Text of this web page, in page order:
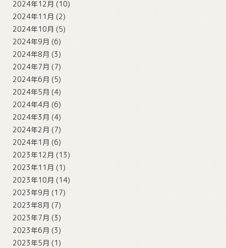
2024年12月 (10)
2024年11月 (2)
2024年10月 (5)
2024年9月 (6)
2024年8月 (3)
2024年7月 (7)
2024年6月 (5)
2024年5月 (4)
2024年4月 (6)
2024年3月 (4)
2024年2月 (7)
2024年1月 (6)
2023年12月 (13)
2023年11月 (1)
2023年10月 (14)
2023年9月 (17)
2023年8月 (7)
2023年7月 (3)
2023年6月 (3)
2023年5月 (1)